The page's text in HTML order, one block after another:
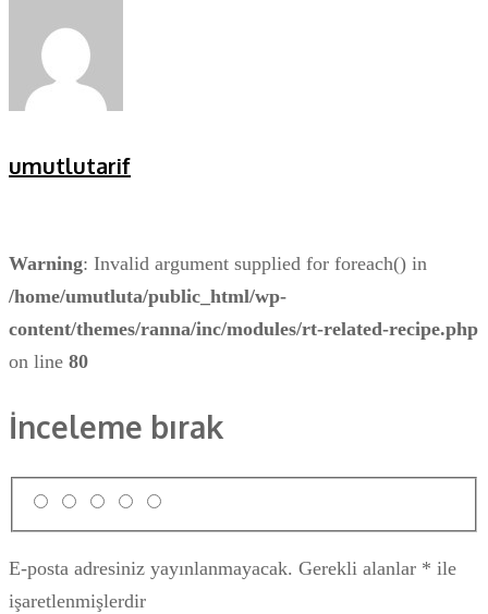
umutlutarif
Warning: Invalid argument supplied for foreach() in
/home/umutluta/public_html/wp-
content/themes/ranna/inc/modules/rt-related-recipe.php
on line 80
İnceleme bırak
E-posta adresiniz yayınlanmayacak. Gerekli alanlar * ile
işaretlenmişlerdir